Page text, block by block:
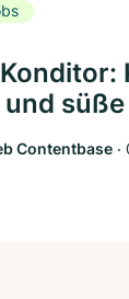
Contentbase ‧